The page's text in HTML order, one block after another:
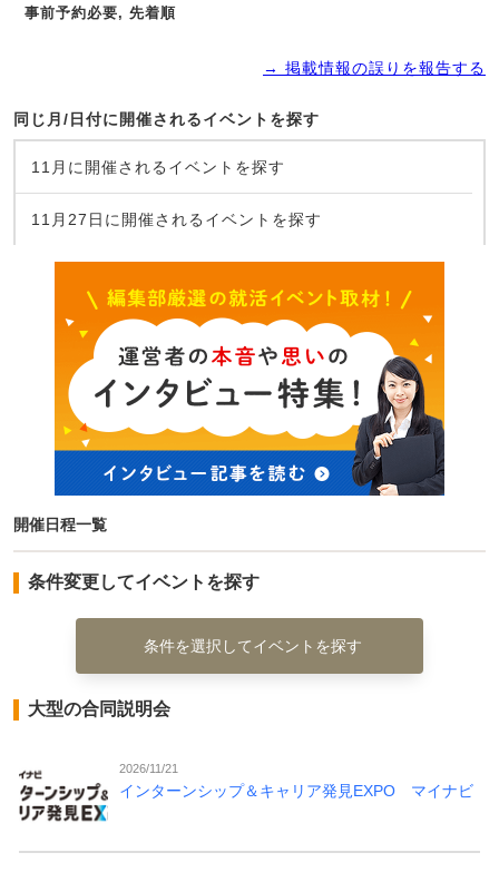
事前予約必要, 先着順
→ 掲載情報の誤りを報告する
同じ月/日付に開催されるイベントを探す
11月に開催されるイベントを探す
11月27日に開催されるイベントを探す
開催日程一覧
条件変更してイベントを探す
条件を選択してイベントを探す
大型の合同説明会
2026/11/21
インターンシップ＆キャリア発見EXPO マイナビ